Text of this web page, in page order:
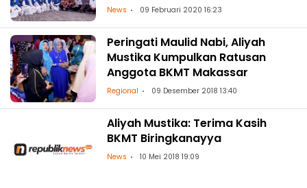
News 09 Februari 2020 16:23
Peringati Maulid Nabi, Aliyah
Mustika Kumpulkan Ratusan
Anggota BKMT Makassar
Regional 09 Desember 2018 13:40
Aliyah Mustika: Terima Kasih
BKMT Biringkanayya
News 10 Mei 2018 19:09